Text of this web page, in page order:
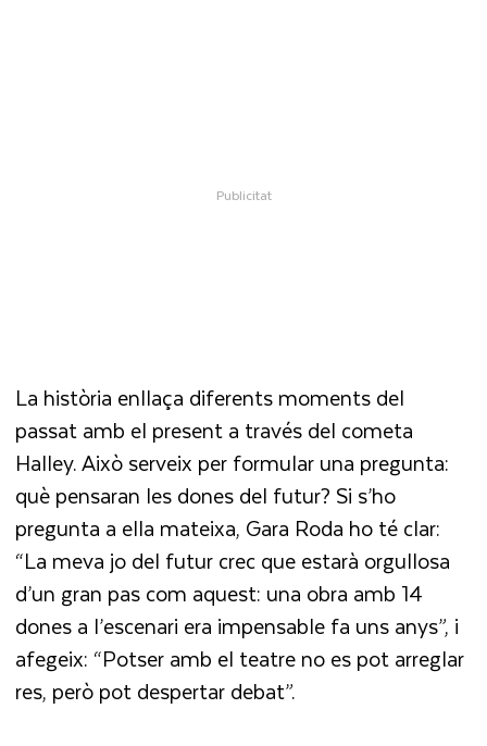
La història enllaça diferents moments del
passat amb el present a través del cometa
Halley. Això serveix per formular una pregunta:
què pensaran les dones del futur? Si s’ho
pregunta a ella mateixa, Gara Roda ho té clar:
“La meva jo del futur crec que estarà orgullosa
d’un gran pas com aquest: una obra amb 14
dones a l’escenari era impensable fa uns anys”, i
afegeix: “Potser amb el teatre no es pot arreglar
res, però pot despertar debat”.